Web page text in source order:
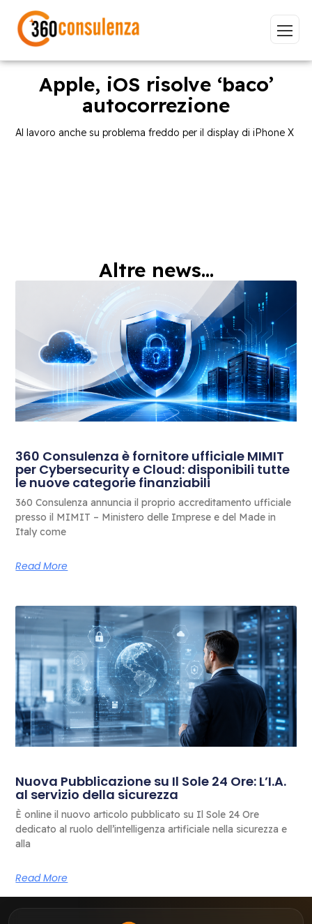
Vai
Inizia a digitare per visualizzare le pagine consigliate.
Apple, iOS risolve ‘baco’
autocorrezione
Al lavoro anche su problema freddo per il display di iPhone X
Altre news...
360 Consulenza è fornitore ufficiale MIMIT
per Cybersecurity e Cloud: disponibili tutte
le nuove categorie finanziabili
360 Consulenza annuncia il proprio accreditamento ufficiale
presso il MIMIT – Ministero delle Imprese e del Made in
Italy come
Read More
Nuova Pubblicazione su Il Sole 24 Ore: L’I.A.
al servizio della sicurezza
È online il nuovo articolo pubblicato su Il Sole 24 Ore
dedicato al ruolo dell’intelligenza artificiale nella sicurezza e
alla
Read More